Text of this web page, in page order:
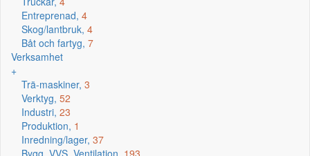
Entreprenad, 4
Skog/lantbruk, 4
Båt och fartyg, 7
Verksamhet
+
Trä-maskiner, 3
Verktyg, 52
Industri, 23
Produktion, 1
Inredning/lager, 37
Bygg, VVS, Ventilation, 193